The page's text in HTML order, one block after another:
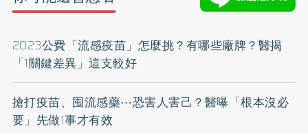
2023公費「流感疫苗」怎麼挑？有哪些廠牌？醫揭
「1關鍵差異」這支較好
搶打疫苗、囤流感藥⋯恐害人害己？醫曝「根本沒必
要」先做1事才有效